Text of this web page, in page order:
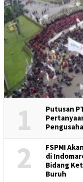
1
Putusan
2
FSPMI
di
Bidang
Buruh